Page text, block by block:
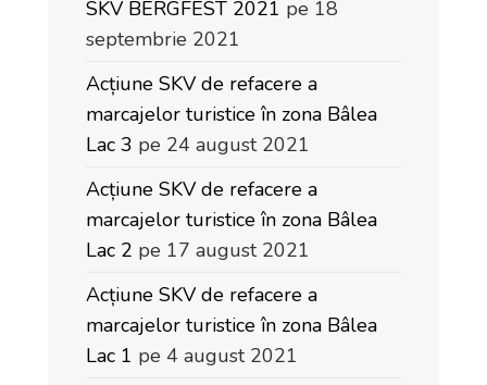
SKV BERGFEST 2021 pe 18
septembrie 2021
Acțiune SKV de refacere a
marcajelor turistice în zona Bâlea
Lac 3 pe 24 august 2021
Acțiune SKV de refacere a
marcajelor turistice în zona Bâlea
Lac 2 pe 17 august 2021
Acțiune SKV de refacere a
marcajelor turistice în zona Bâlea
Lac 1 pe 4 august 2021